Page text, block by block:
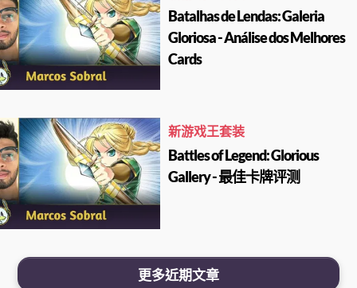
Batalhas de Lendas: Galeria
Gloriosa - Análise dos Melhores
Cards
新游戏王套装
Battles of Legend: Glorious
Gallery - 最佳卡牌评测
更多近期文章